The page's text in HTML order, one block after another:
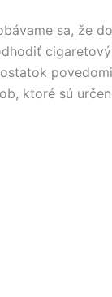
sa, že
ktoré sú